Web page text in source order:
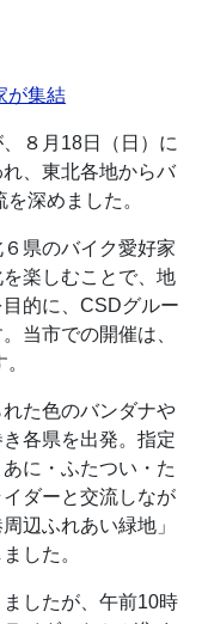
が集結
８月18日（日）に
、東北各地からバ
深めました。
県のバイク愛好家
楽しむことで、地
的に、CSDグルー
当市での開催は、
た色のバンダナや
各県を出発。指定
に・ふたつい・た
ダーと交流しなが
辺ふれあい緑地」
した。
したが、午前10時